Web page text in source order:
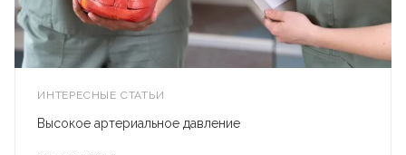
ИНТЕРЕСНЫЕ СТАТЬИ
Высокое артериальное давление